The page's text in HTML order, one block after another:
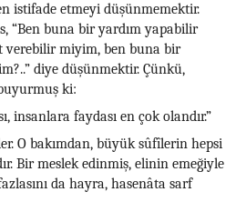
istifade etmeyi düşünmemektir.
“Ben buna bir yardım yapabilir
verebilir miyim, ben buna bir
diye düşünmektir. Çünkü,
ki:
insanlara faydası en çok olandır.”
O bakımdan, büyük sûfîlerin hepsi
Bir meslek edinmiş, elinin emeğiyle
da hayra, hasenâta sarf